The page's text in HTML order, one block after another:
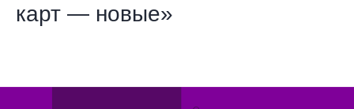
карт — новые»